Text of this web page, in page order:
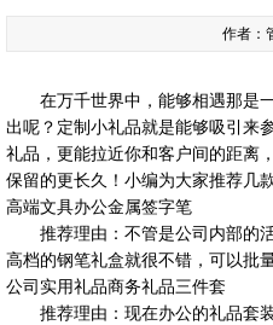
作者：
在万千世界中，能够相遇那是一
出呢？定制小礼品就是能够吸引来
礼品，更能拉近你和客户间的距离
保留的更长久！小编为大家推荐几
高端文具办公金属签字笔
推荐理由：不管是公司内部的活
高档的钢笔礼盒就很不错，可以批
公司实用礼品商务礼品三件套
推荐理由：现在办公的礼品套装